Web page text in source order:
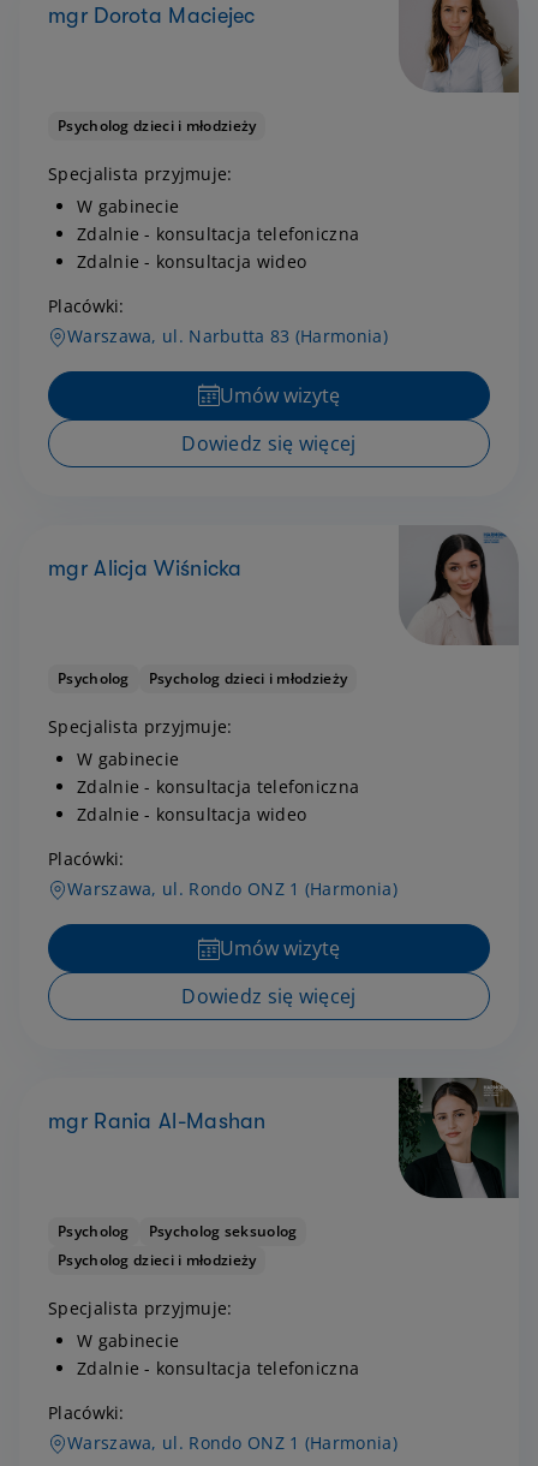
mgr Dorota Maciejec
Psycholog dzieci i młodzieży
Specjalista przyjmuje:
W gabinecie
Zdalnie - konsultacja telefoniczna
Zdalnie - konsultacja wideo
Placówki:
Warszawa, ul. Narbutta 83 (Harmonia)
Umów wizytę
Dowiedz się więcej
mgr Alicja Wiśnicka
Psycholog Psycholog dzieci i młodzieży
Specjalista przyjmuje:
W gabinecie
Zdalnie - konsultacja telefoniczna
Zdalnie - konsultacja wideo
Placówki:
Warszawa, ul. Rondo ONZ 1 (Harmonia)
Umów wizytę
Dowiedz się więcej
mgr Rania Al-Mashan
Psycholog
Psycholog seksuolog
Psycholog dzieci i młodzieży
Specjalista przyjmuje:
W gabinecie
Zdalnie - konsultacja telefoniczna
Placówki:
Warszawa, ul. Rondo ONZ 1 (Harmonia)